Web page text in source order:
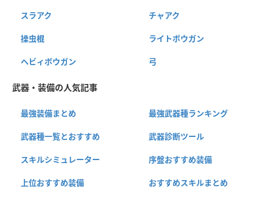
スラアク チャアク
操虫棍 ライトボウガン
ヘビィボウガン 弓
武器・装備の人気記事
最強装備まとめ 最強武器種ランキング
武器種一覧とおすすめ 武器診断ツール
スキルシミュレーター 序盤おすすめ装備
上位おすすめ装備 おすすめスキルまとめ